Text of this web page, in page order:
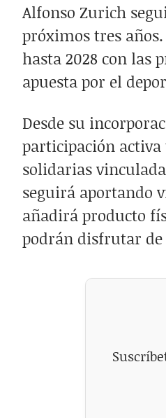
Alfonso Zurich
próximos tres
hasta 2028 con las
apuesta por el
Desde su
participación activa
solidarias
seguirá aportando
añadirá producto
podrán disfrutar de